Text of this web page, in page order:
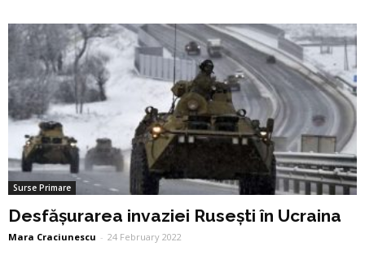
Surse Primare
Desfășurarea invaziei Rusești în Ucraina
Mara Craciunescu - 24 February 2022